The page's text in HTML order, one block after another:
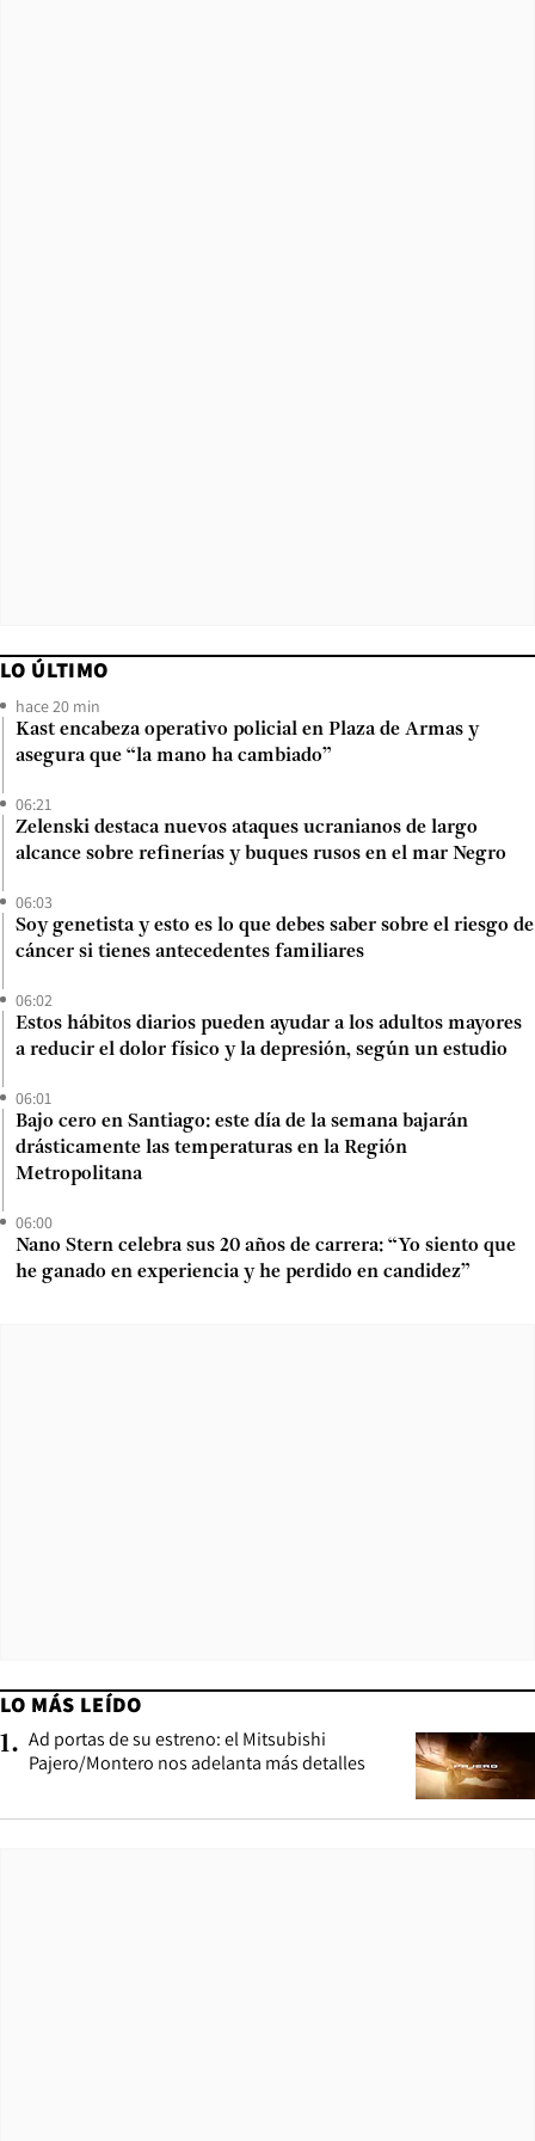
LO ÚLTIMO
hace 20 min
Kast encabeza operativo policial en Plaza de Armas y
asegura que “la mano ha cambiado”
06:21
Zelenski destaca nuevos ataques ucranianos de largo
alcance sobre refinerías y buques rusos en el mar Negro
06:03
Soy genetista y esto es lo que debes saber sobre el riesgo de
cáncer si tienes antecedentes familiares
06:02
Estos hábitos diarios pueden ayudar a los adultos mayores
a reducir el dolor físico y la depresión, según un estudio
06:01
Bajo cero en Santiago: este día de la semana bajarán
drásticamente las temperaturas en la Región
Metropolitana
06:00
Nano Stern celebra sus 20 años de carrera: “Yo siento que
he ganado en experiencia y he perdido en candidez”
LO MÁS LEÍDO
1. Ad portas de su estreno: el Mitsubishi
Pajero/Montero nos adelanta más detalles